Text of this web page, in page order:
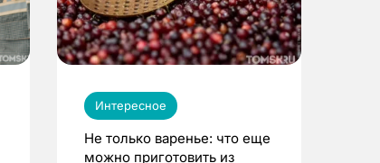
Интересное
Не только варенье: что еще
можно приготовить из